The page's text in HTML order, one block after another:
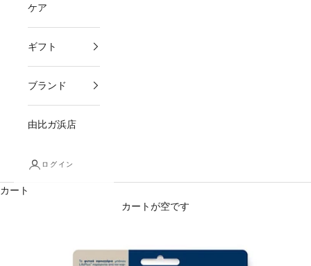
ケア
ギフト
ブランド
由比ガ浜店
ログイン
カート
カートが空です